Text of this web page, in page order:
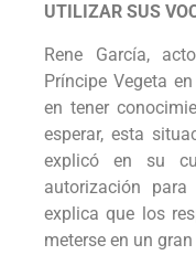
UTILIZAR SUS
Rene García,
Príncipe Vegeta
en tener
esperar, esta
explicó en su
autorización
explica que los
meterse en un